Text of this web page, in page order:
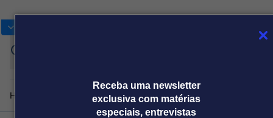
Receba uma newsletter
exclusiva com matérias
especiais, entrevistas
Home Produtos e soluçõesNotíciasBlogWeekend